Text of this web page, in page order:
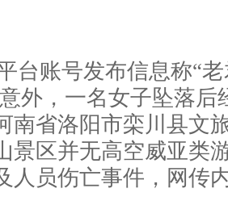
台账号发布信息称“
外，一名女子坠落后
南省洛阳市栾川县文
景区并无高空威亚类
人员伤亡事件，网传